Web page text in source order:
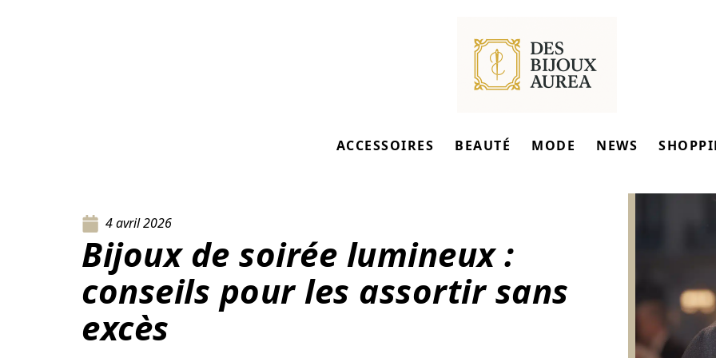
ACCESSOIRES BEAUTÉ MODE NEWS
4 avril 2026
Bijoux de soirée lumineux :
conseils pour les assortir sans
excès